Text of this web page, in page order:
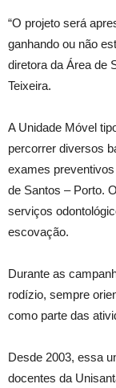
“O projeto será
ganhando ou não
diretora da Área de
Teixeira.
A Unidade Móvel
percorrer diversos
exames
de Santos – Porto.
serviços
escovação.
Durante as
rodízio, sempre
como parte das
Desde 2003, essa
docentes da